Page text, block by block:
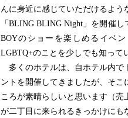
んに身近に感じていただけるよう
「BLING BLING Night」を開催
BOYのショーを楽しめるイベ
LGBTQ+のことを少しでも知って
多くのホテルは、自ホテル内で
ントを開催してきましたが、そ
ころが素晴らしいと思います（
が二丁目に来られるきっかけにも